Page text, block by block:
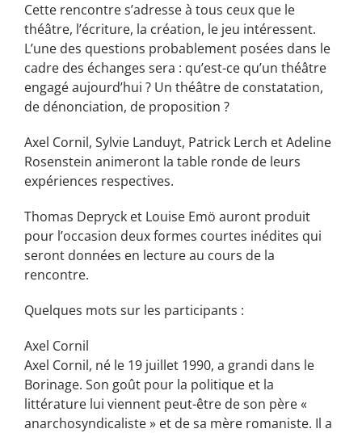
Cette rencontre s’adresse à tous ceux que le
théâtre, l’écriture, la création, le jeu intéressent.
L’une des questions probablement posées dans le
cadre des échanges sera : qu’est-ce qu’un théâtre
engagé aujourd’hui ? Un théâtre de constatation,
de dénonciation, de proposition ?
Axel Cornil, Sylvie Landuyt, Patrick Lerch et Adeline
Rosenstein animeront la table ronde de leurs
expériences respectives.
Thomas Depryck et Louise Emö auront produit
pour l’occasion deux formes courtes inédites qui
seront données en lecture au cours de la
rencontre.
Quelques mots sur les participants :
Axel Cornil
Axel Cornil, né le 19 juillet 1990, a grandi dans le
Borinage. Son goût pour la politique et la
littérature lui viennent peut-être de son père «
anarchosyndicaliste » et de sa mère romaniste. Il a